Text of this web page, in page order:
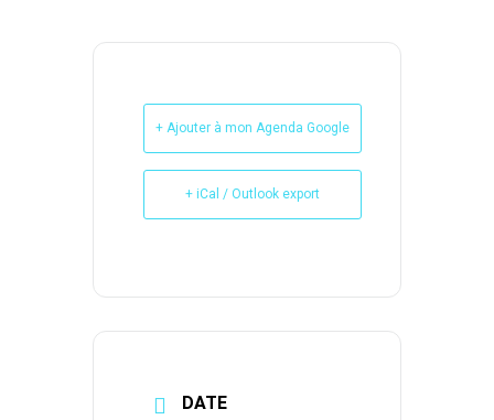
+ Ajouter à mon Agenda Google
+ iCal / Outlook export
DATE